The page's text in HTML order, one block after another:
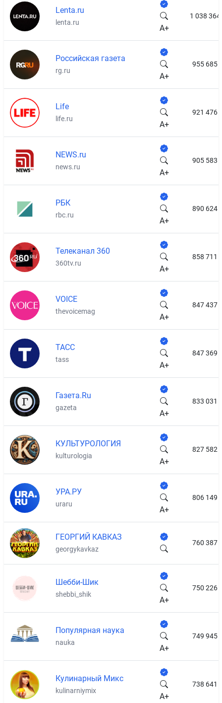
Lenta.ru
lenta.ru
A+
1 038 364
Российская газета
rg.ru
A+
955 685
Life
life.ru
A+
921 476
NEWS.ru
news.ru
A+
905 583
РБК
rbc.ru
A+
890 624
Телеканал 360
360tv.ru
A+
858 711
VOICE
thevoicemag
A+
847 437
ТАСС
tass
A+
847 369
Газета.Ru
gazeta
A+
833 031
КУЛЬТУРОЛОГИЯ
kulturologia
A+
827 582
УРА.РУ
uraru
A+
806 149
ГЕОРГИЙ КАВКАЗ
georgykavkaz
760 387
Шебби-Шик
shebbi_shik
A+
750 226
Популярная наука
nauka
A+
749 945
Кулинарный Микс
kulinarniymix
A+
738 641